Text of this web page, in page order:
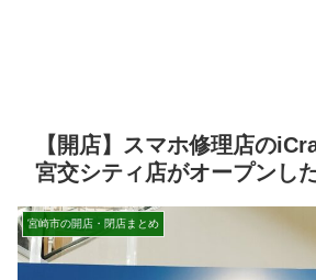
【開店】スマホ修理店の
宮交シティ店がオープンし
宮崎市の開店・閉店まとめ